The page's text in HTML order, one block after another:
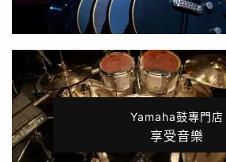
Yamaha鼓專門店
享受音樂